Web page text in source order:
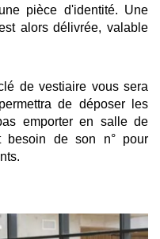
pièce d'identité. Une
alors délivrée, valable
de vestiaire vous sera
de déposer les
emporter en salle de
besoin de son n° pour